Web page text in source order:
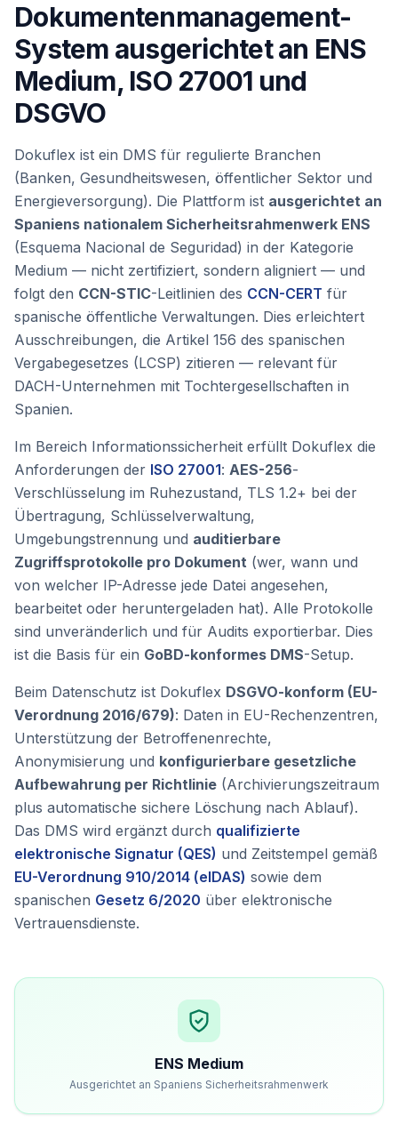
Dokumentenmanagement-
System ausgerichtet an ENS
Medium, ISO 27001 und
DSGVO
Dokuflex ist ein DMS für regulierte Branchen
(Banken, Gesundheitswesen, öffentlicher Sektor und
Energieversorgung). Die Plattform ist ausgerichtet an
Spaniens nationalem Sicherheitsrahmenwerk ENS
(Esquema Nacional de Seguridad) in der Kategorie
Medium — nicht zertifiziert, sondern aligniert — und
folgt den CCN-STIC-Leitlinien des CCN-CERT für
spanische öffentliche Verwaltungen. Dies erleichtert
Ausschreibungen, die Artikel 156 des spanischen
Vergabegesetzes (LCSP) zitieren — relevant für
DACH-Unternehmen mit Tochtergesellschaften in
Spanien.
Im Bereich Informationssicherheit erfüllt Dokuflex die
Anforderungen der ISO 27001: AES-256-
Verschlüsselung im Ruhezustand, TLS 1.2+ bei der
Übertragung, Schlüsselverwaltung,
Umgebungstrennung und auditierbare
Zugriffsprotokolle pro Dokument (wer, wann und
von welcher IP-Adresse jede Datei angesehen,
bearbeitet oder heruntergeladen hat). Alle Protokolle
sind unveränderlich und für Audits exportierbar. Dies
ist die Basis für ein GoBD-konformes DMS-Setup.
Beim Datenschutz ist Dokuflex DSGVO-konform (EU-
Verordnung 2016/679): Daten in EU-Rechenzentren,
Unterstützung der Betroffenenrechte,
Anonymisierung und konfigurierbare gesetzliche
Aufbewahrung per Richtlinie (Archivierungszeitraum
plus automatische sichere Löschung nach Ablauf).
Das DMS wird ergänzt durch qualifizierte
elektronische Signatur (QES) und Zeitstempel gemäß
EU-Verordnung 910/2014 (eIDAS) sowie dem
spanischen Gesetz 6/2020 über elektronische
Vertrauensdienste.
ENS Medium
Ausgerichtet an Spaniens Sicherheitsrahmenwerk